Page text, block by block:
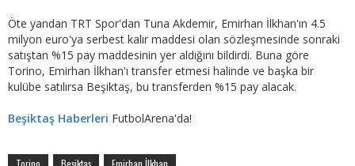
Öte yandan TRT Spor'dan Tuna Akdemir, Emirhan İlkhan'ın 4.5
milyon euro'ya serbest kalır maddesi olan sözleşmesinde sonraki
satıştan %15 pay maddesinin yer aldığını bildirdi. Buna göre
Torino, Emirhan İlkhan'ı transfer etmesi halinde ve başka bir
kulübe satılırsa Beşiktaş, bu transferden %15 pay alacak.
Beşiktaş Haberleri FutbolArena'da!
Torino Beşiktaş Emirhan İlkhan